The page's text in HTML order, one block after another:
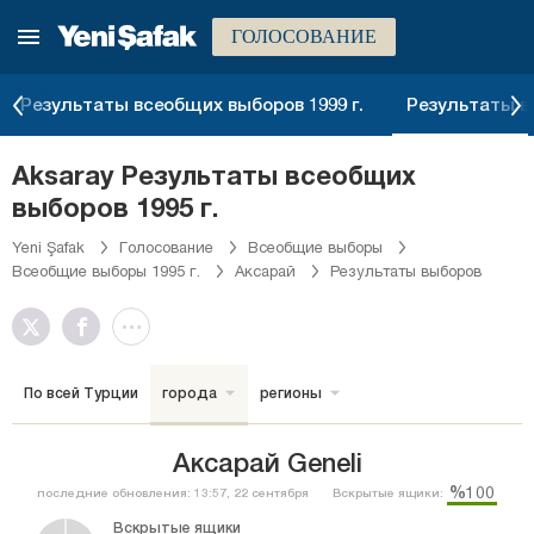
ГОЛОСОВАНИЕ
Результаты всеобщих выборов 1999 г. Результаты
Aksaray Результаты всеобщих
выборов 1995 г.
Yeni Şafak Голосование
Всеобщие выборы
Всеобщие выборы 1995 г.
Аксарай Результаты выборов
По всей Турции города регионы
Аксарай Geneli
последние обновления: 13:57, 22 сентября Вскрытые ящики: %100
Вскрытые ящики